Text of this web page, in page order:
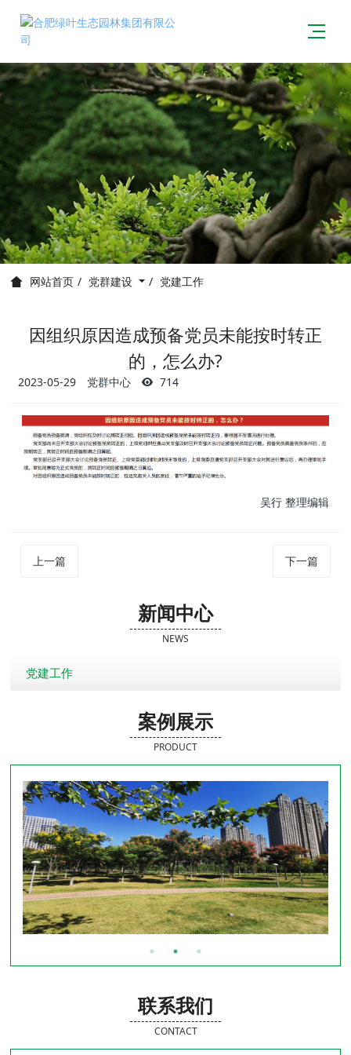
网站首页 党群建设 党建工作
因组织原因造成预备党员未能按时转正
的，怎么办?
2023-05-29 党群中心 714
吴行 整理编辑
上一篇 下一篇
新闻中心
NEWS
党建工作
案例展示
PRODUCT
联系我们
CONTACT